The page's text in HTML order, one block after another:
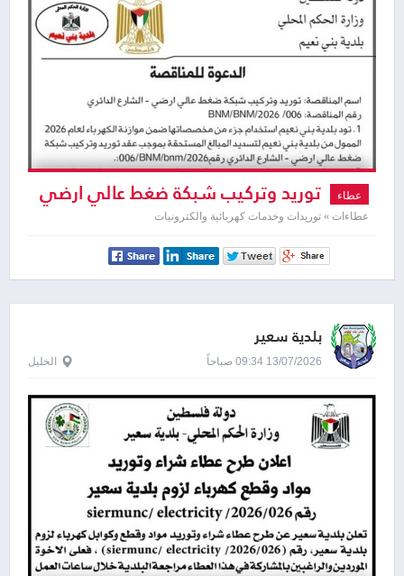
عطاء توريد وتركيب شبكة ضغط عالي ارضي
عطاءات » توريدات وخدمات كهربائية والكترونيات
بلدية سعير
13/07/2026 09:34 صباحاً الخليل